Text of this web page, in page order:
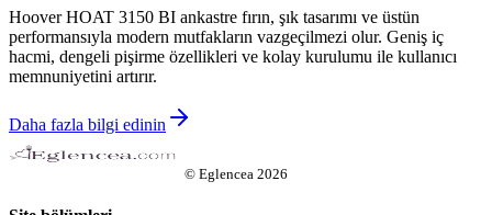
Hoover HOAT 3150 BI ankastre fırın, şık tasarımı ve üstün
performansıyla modern mutfakların vazgeçilmezi olur. Geniş iç
hacmi, dengeli pişirme özellikleri ve kolay kurulumu ile kullanıcı
memnuniyetini artırır.
Daha fazla bilgi edinin
© Eglencea 2026